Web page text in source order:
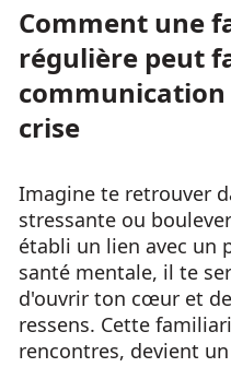
Comment une
régulière peut
communication
crise
Imagine te retrouver
stressante ou
établi un lien avec un
santé mentale, il te
d'ouvrir ton cœur et
ressens. Cette
rencontres, devient